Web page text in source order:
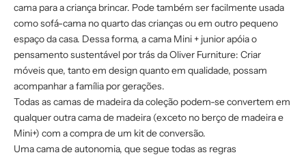
cama para a criança brincar. Pode também ser facilmente usada
como sofá-cama no quarto das crianças ou em outro pequeno
espaço da casa. Dessa forma, a cama Mini + junior apóia o
pensamento sustentável por trás da Oliver Furniture: Criar
móveis que, tanto em design quanto em qualidade, possam
acompanhar a família por gerações.
Todas as camas de madeira da coleção podem-se convertem em
qualquer outra cama de madeira (exceto no berço de madeira e
Mini+) com a compra de um kit de conversão.
Uma cama de autonomia, que segue todas as regras